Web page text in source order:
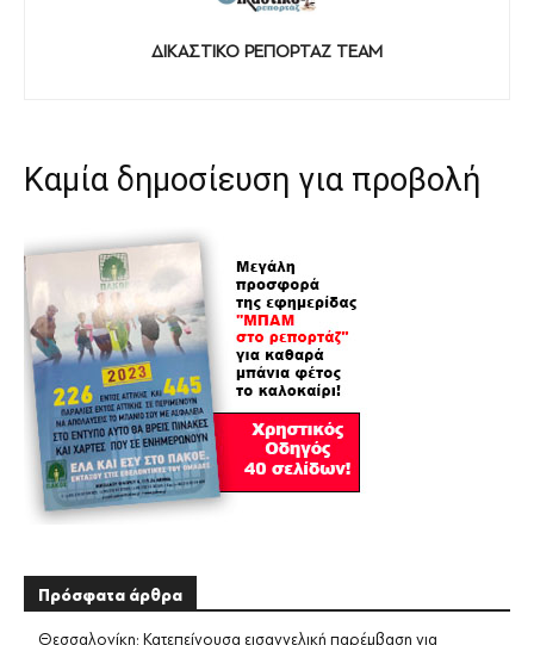
ΔΙΚΑΣΤΙΚΟ ΡΕΠΟΡΤΑΖ TEAM
Καμία δημοσίευση για προβολή
Πρόσφατα άρθρα
Θεσσαλονίκη: Κατεπείγουσα εισαγγελική παρέμβαση για